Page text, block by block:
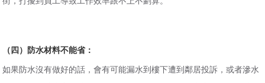
（四）防水材料不能省：
如果防水沒有做好的話，會有可能漏水到樓下遭到鄰居投訴，或者滲水